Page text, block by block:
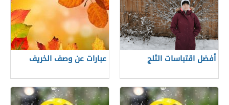
أفضل اقتباسات الثلج عبارات عن وصف الخريف